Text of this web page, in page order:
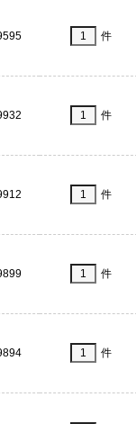
件
件
件
件
件